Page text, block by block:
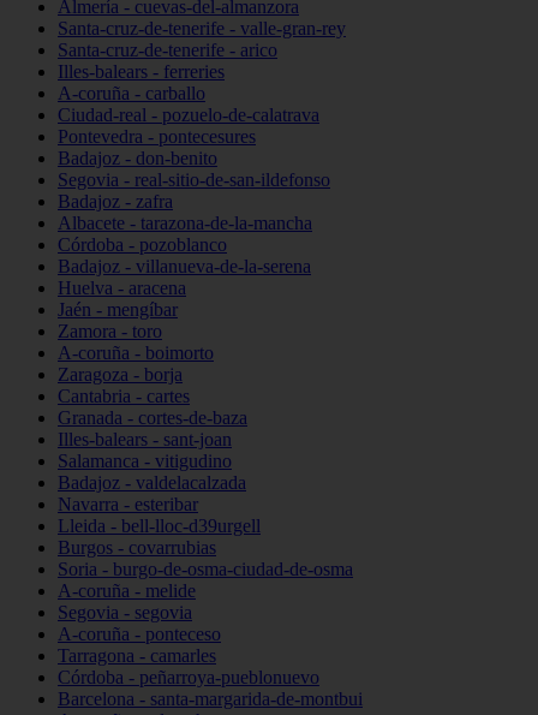
Almería - cuevas-del-almanzora
Santa-cruz-de-tenerife - valle-gran-rey
Santa-cruz-de-tenerife - arico
Illes-balears - ferreries
A-coruña - carballo
Ciudad-real - pozuelo-de-calatrava
Pontevedra - pontecesures
Badajoz - don-benito
Segovia - real-sitio-de-san-ildefonso
Badajoz - zafra
Albacete - tarazona-de-la-mancha
Córdoba - pozoblanco
Badajoz - villanueva-de-la-serena
Huelva - aracena
Jaén - mengíbar
Zamora - toro
A-coruña - boimorto
Zaragoza - borja
Cantabria - cartes
Granada - cortes-de-baza
Illes-balears - sant-joan
Salamanca - vitigudino
Badajoz - valdelacalzada
Navarra - esteribar
Lleida - bell-lloc-d39urgell
Burgos - covarrubias
Soria - burgo-de-osma-ciudad-de-osma
A-coruña - melide
Segovia - segovia
A-coruña - ponteceso
Tarragona - camarles
Córdoba - peñarroya-pueblonuevo
Barcelona - santa-margarida-de-montbui